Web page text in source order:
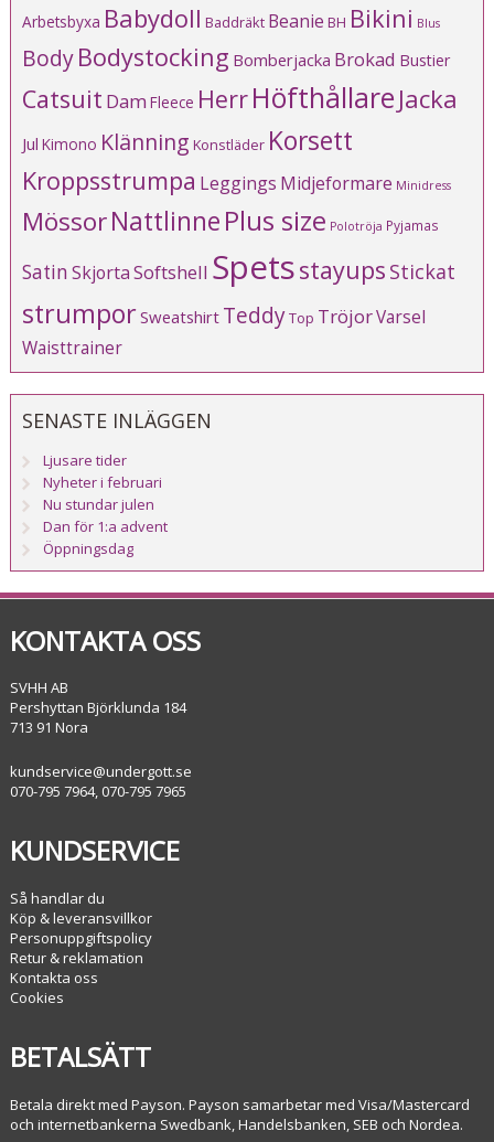
Arbetsbyxa Babydoll Baddräkt Beanie BH Bikini Blus
BodyBodystocking Bomberjacka Brokad Bustier
Catsuit Dam Fleece HerrHöfthållare Jacka
Jul Kimono Klänning Konstläder Korsett
Kroppsstrumpa Leggings Midjeformare Minidress
MössorNattlinnePlus size Polotröja Pyjamas
SatinSkjortaSoftshell Spetsstayups Stickat
strumporSweatshirt TeddyTop TröjorVarsel
Waisttrainer
SENASTE INLÄGGEN
Ljusare tider
Nyheter i februari
Nu stundar julen
Dan för 1:a advent
Öppningsdag
KONTAKTA OSS
SVHH AB
Pershyttan Björklunda 184
713 91 Nora
kundservice@undergott.se
070-795 7964, 070-795 7965
KUNDSERVICE
Så handlar du
Köp & leveransvillkor
Personuppgiftspolicy
Retur & reklamation
Kontakta oss
Cookies
BETALSÄTT
Betala direkt med Payson. Payson samarbetar med Visa/Mastercard
och internetbankerna Swedbank, Handelsbanken, SEB och Nordea.